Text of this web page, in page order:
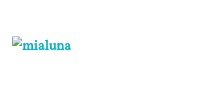
springen